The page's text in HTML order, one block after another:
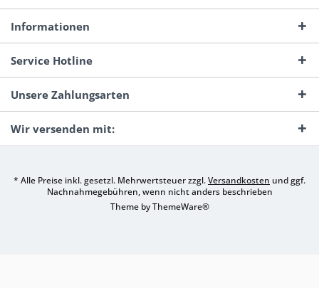
Informationen
Service Hotline
Unsere Zahlungsarten
Wir versenden mit:
* Alle Preise inkl. gesetzl. Mehrwertsteuer zzgl.Versandkosten und ggf.
Nachnahmegebühren, wenn nicht anders beschrieben
Theme byThemeWare®